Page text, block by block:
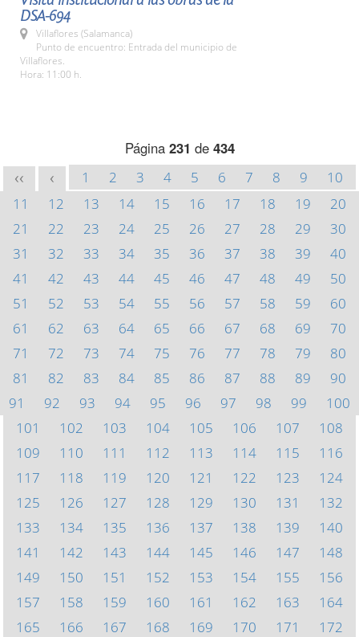
DSA-694
Villaflores (Salamanca)
Punto de encuentro: Entrada del municipio de
Villaflores.
Hora: 11:00 h.
Página 231 de 434
<< < 1 2 3 4 5 6 7 8 9
10
11
12 13 14 15 16 17 18 19
20
21
22 23 24 25 26 27 28 29
30
31
32 33 34 35 36 37 38 39
40
41
42 43 44 45 46 47 48 49
50
51
52 53 54 55 56 57 58 59
60
61
62 63 64 65 66 67 68 69
70
71
72 73 74 75 76 77 78 79
80
81
82 83 84 85 86 87 88 89
90
91
92 93 94 95 96 97 98 99
100
101
102 103 104 105 106 107
108
109
110 111 112 113 114 115
116
117
118 119 120 121 122 123
124
125
126 127 128 129 130 131
132
133
134 135 136 137 138 139
140
141
142 143 144 145 146 147
148
149
150 151 152 153 154 155
156
157
158 159 160 161 162 163
164
165
166 167 168 169 170 171
172